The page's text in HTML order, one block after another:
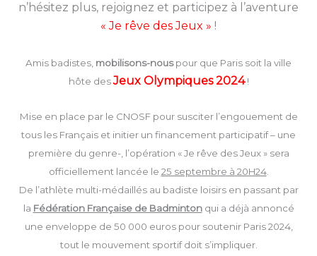
n’hésitez plus, rejoignez et participez à l’aventure
« Je rêve des Jeux » !
Amis badistes, mobilisons-nouspour que Paris soit la ville
hôte desJeux Olympiques 2024!
Mise en place par le CNOSF pour susciter l’engouement de
tous les Français et initier un financement participatif – une
première du genre-, l’opération « Je rêve des Jeux » sera
officiellement lancée le 25 septembre à 20H24.
De l’athlète multi-médaillés au badiste loisirs en passant par
la Fédération Française de Badmintonqui a déjà annoncé
une enveloppe de 50 000 euros pour soutenir Paris 2024,
tout le mouvement sportif doit s’impliquer.